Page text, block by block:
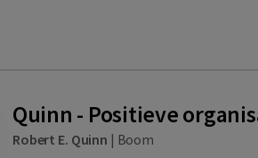
Quinn - Positieve
Robert E. Quinn | Boom